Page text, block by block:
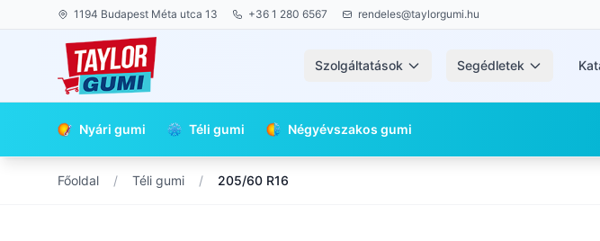
1194 Budapest Méta utca 13 +36 1 280 6567 rendeles@taylorgumi.hu
Szolgáltatások Segédletek
Nyári gumi Téli gumi Négyévszakos gumi
Főoldal / Téli gumi / 205/60 R16